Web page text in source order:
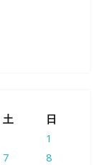
土
日
1
7
8